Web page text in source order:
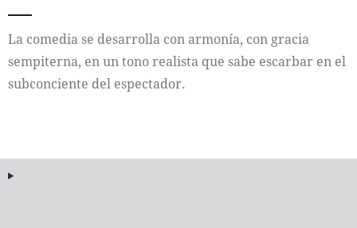
Cultura
La comedia se desarrolla con armonía, con gracia
sempiterna, en un tono realista que sabe escarbar en el
subconciente del espectador.